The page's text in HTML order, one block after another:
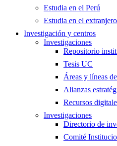
Estudia en el Perú
Estudia en el extranjero
Investigación y centros
Investigaciones
Repositorio
Tesis UC
Áreas y líneas
Alianzas
Recursos
Investigaciones
Directorio de
Comité